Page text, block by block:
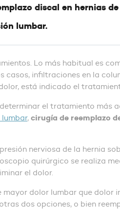
discal en hernias
lumbar.
Lo más habitual es
infiltraciones en la
está indicado el
el tratamiento más
, cirugía de reemplazo
nerviosa de la hernia
quirúrgico se realiza
el dolor.
dolor lumbar que dolor
dos opciones, o bien